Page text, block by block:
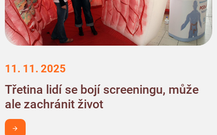
11. 11. 2025
Třetina lidí se bojí screeningu, může
ale zachránit život